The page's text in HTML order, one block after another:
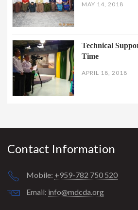
MAY 14, 2018
Technical
Time
APRIL 18, 2018
Contact Information
Mobile: +959-782 750 520
Email: info@mdcda.org